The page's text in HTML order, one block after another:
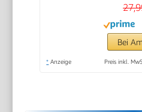
Softgrip;
Bei
* Anzeige Preis inkl.